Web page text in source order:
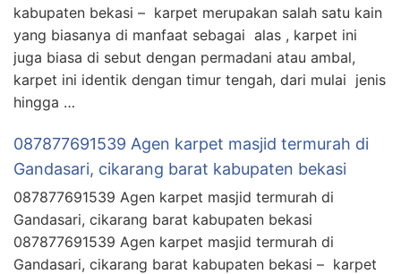
kabupaten bekasi – karpet merupakan salah satu kain
yang biasanya di manfaat sebagai alas , karpet ini
juga biasa di sebut dengan permadani atau ambal,
karpet ini identik dengan timur tengah, dari mulai jenis
hingga …
087877691539 Agen karpet masjid termurah di
Gandasari, cikarang barat kabupaten bekasi
087877691539 Agen karpet masjid termurah di
Gandasari, cikarang barat kabupaten bekasi
087877691539 Agen karpet masjid termurah di
Gandasari, cikarang barat kabupaten bekasi – karpet